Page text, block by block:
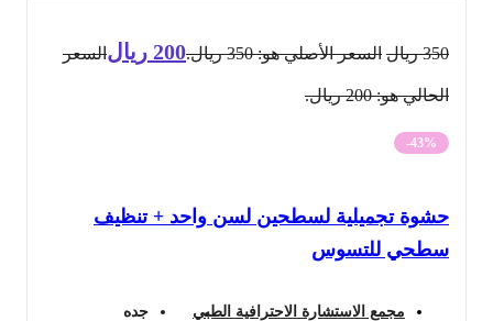
ريال السعر الأصلي هو: 350 ريال. 200 ريالالسعر
الحالي هو: 200 ريال.
-43%
حشوة تجميلية لسطحين لسن واحد + تنظيف
سطحي للتسوس
مجمع الاستشارة الاحترافية الطبي جده